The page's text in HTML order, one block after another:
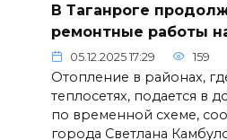
В Таганроге
ремонтные работы
05.12.2025 17:29 159
Отопление в районах,
теплосетях, подается в
по временной схеме,
города Светлана